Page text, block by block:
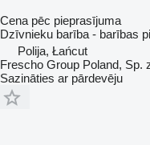
Cena pēc pieprasījuma
Dzīvnieku barība - barības
Polija, Łańcut
Frescho Group Poland, Sp.
Sazināties ar pārdevēju